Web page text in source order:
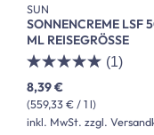
SUN
SONNENCREME LSF
ML REISEGRÖSSE
(1)
(559,33 € / 1 l)
8,39 €
inkl. MwSt. zzgl.